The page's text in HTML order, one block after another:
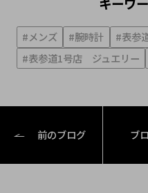
キーワ
#メンズ #腕時計
#表参
#表参道1号店 ジュエリー
前のブログ ブ